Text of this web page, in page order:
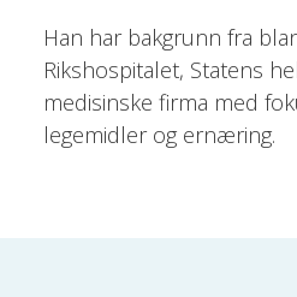
Han har bakgrunn fra
Rikshospitalet, Statens
medisinske firma med
legemidler og ernæring.